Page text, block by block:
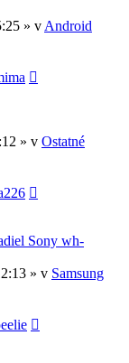
» v Android
» v Ostatné
Sony wh-
» v Samsung